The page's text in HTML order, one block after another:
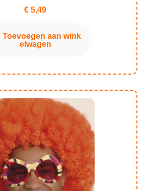
€ 5,49
Toevoegen aan wink
elwagen